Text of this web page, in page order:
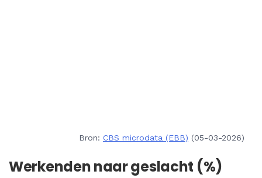
Bron: CBS microdata (EBB) (05-03-2026)
Werkenden naar geslacht (%)